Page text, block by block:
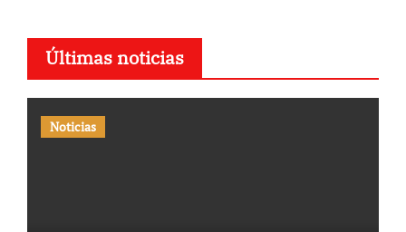
Últimas noticias
Noticias